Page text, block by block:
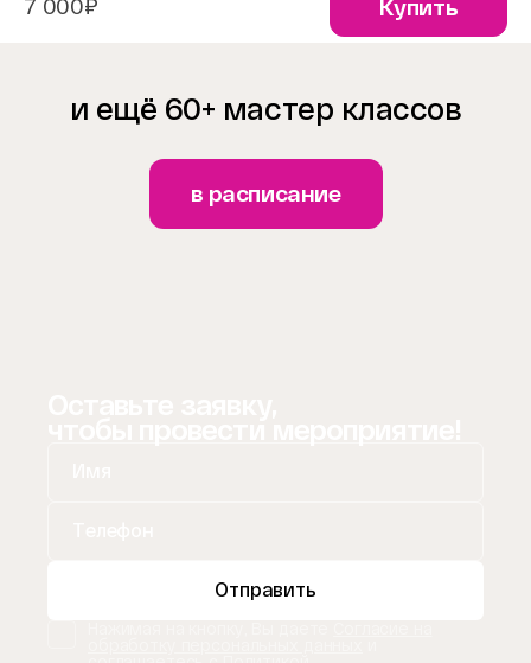
7 000₽ Купить
и ещё 60+ мастер классов
в расписание
Отправить